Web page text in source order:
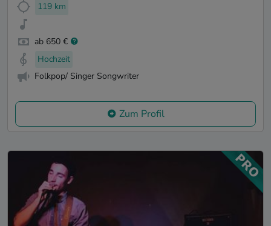
119 km
ab 650 €
Hochzeit
Folkpop/ Singer Songwriter
Zum Profil